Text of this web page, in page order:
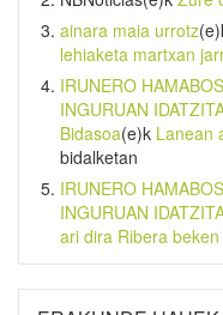
ainara maia urrotz
lehiaketa martxan
IRUNERO
INGURUAN
Bidasoa(e)k Lanean
bidalketan
IRUNERO
INGURUAN
ari dira Ribera